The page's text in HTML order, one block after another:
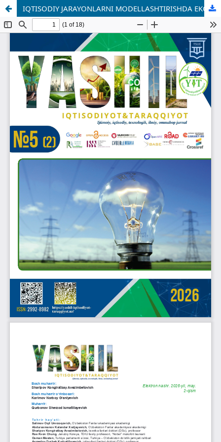
IQTISODIY JARAYONLARNI MODELLASHTIRISHDA EKONOMETRIK USULLARNING O‘ZIGA XOS JIHATLARI